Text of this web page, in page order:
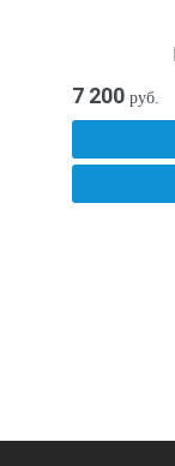
7 200 руб.